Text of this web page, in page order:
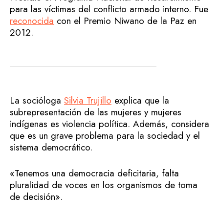
para las víctimas del conflicto armado interno. Fue
reconocida con el Premio Niwano de la Paz en
2012.
La socióloga Silvia Trujillo explica que la
subrepresentación de las mujeres y mujeres
indígenas es violencia política. Además, considera
que es un grave problema para la sociedad y el
sistema democrático.
«Tenemos una democracia deficitaria, falta
pluralidad de voces en los organismos de toma
de decisión».